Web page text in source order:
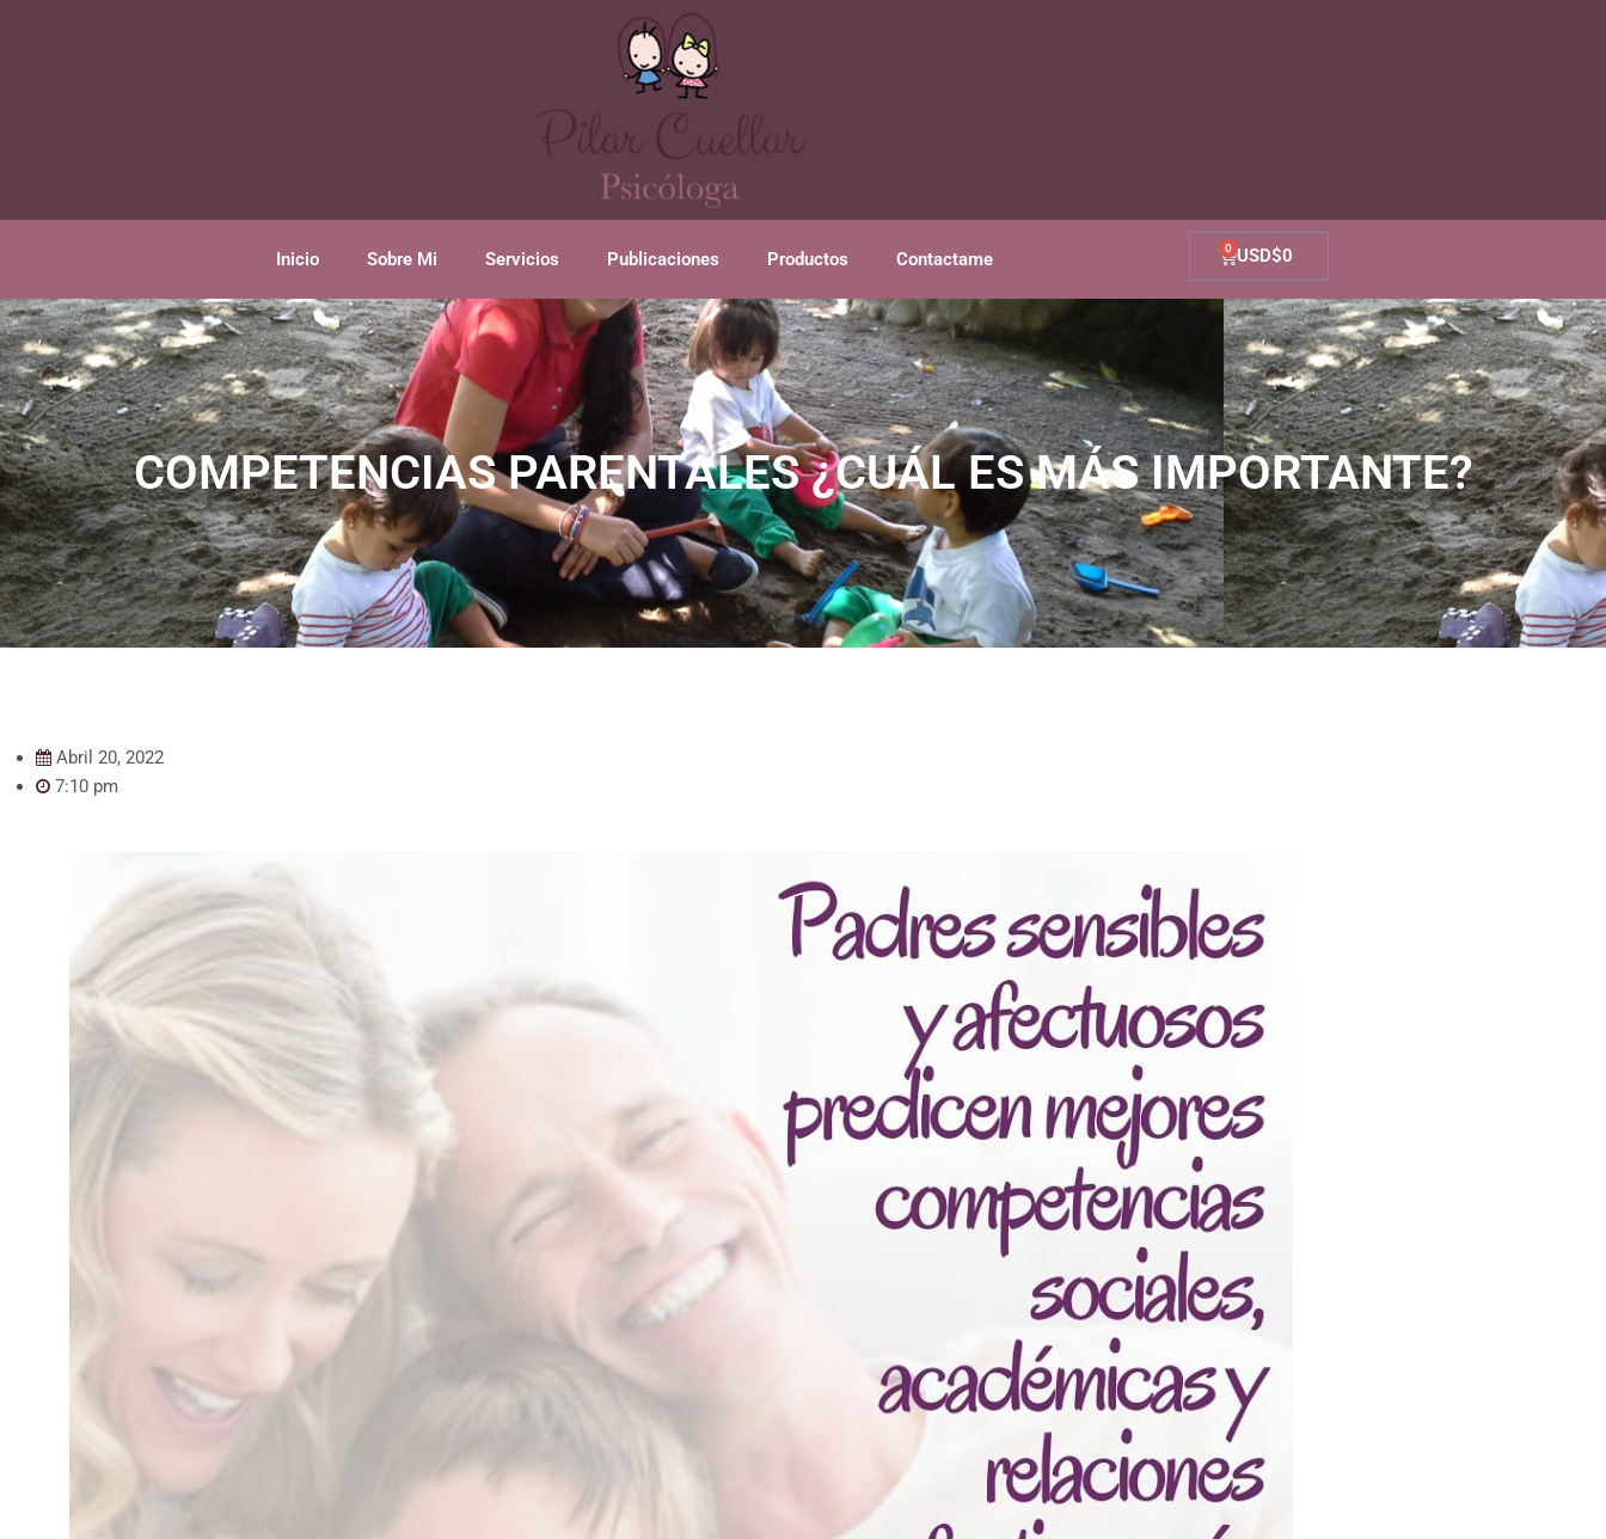
Inicio Sobre Mi Servicios Publicaciones Productos Contactame USD$0
Cart
COMPETENCIAS PARENTALES ¿CUÁL ES MÁS IMPORTANTE?
Abril 20, 2022
7:10 pm